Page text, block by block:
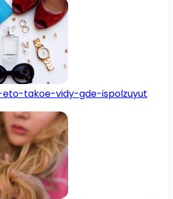
takoe-vidy-gde-ispolzuyut